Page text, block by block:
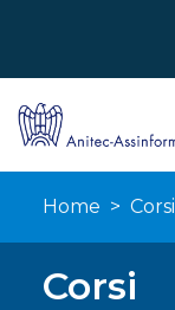
Home Corsi
Corsi